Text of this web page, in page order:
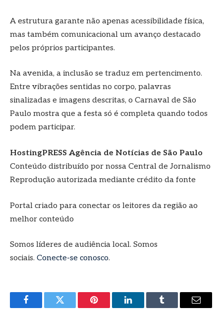
A estrutura garante não apenas acessibilidade física,
mas também comunicacional um avanço destacado
pelos próprios participantes.
Na avenida, a inclusão se traduz em pertencimento.
Entre vibrações sentidas no corpo, palavras
sinalizadas e imagens descritas, o Carnaval de São
Paulo mostra que a festa só é completa quando todos
podem participar.
HostingPRESS Agência de Notícias de São Paulo
Conteúdo distribuído por nossa Central de Jornalismo
Reprodução autorizada mediante crédito da fonte
Portal criado para conectar os leitores da região ao
melhor conteúdo
Somos líderes de audiência local. Somos
sociais. Conecte-se conosco.
FacebookTwitter Pinterest LinkedInTumblr
E-